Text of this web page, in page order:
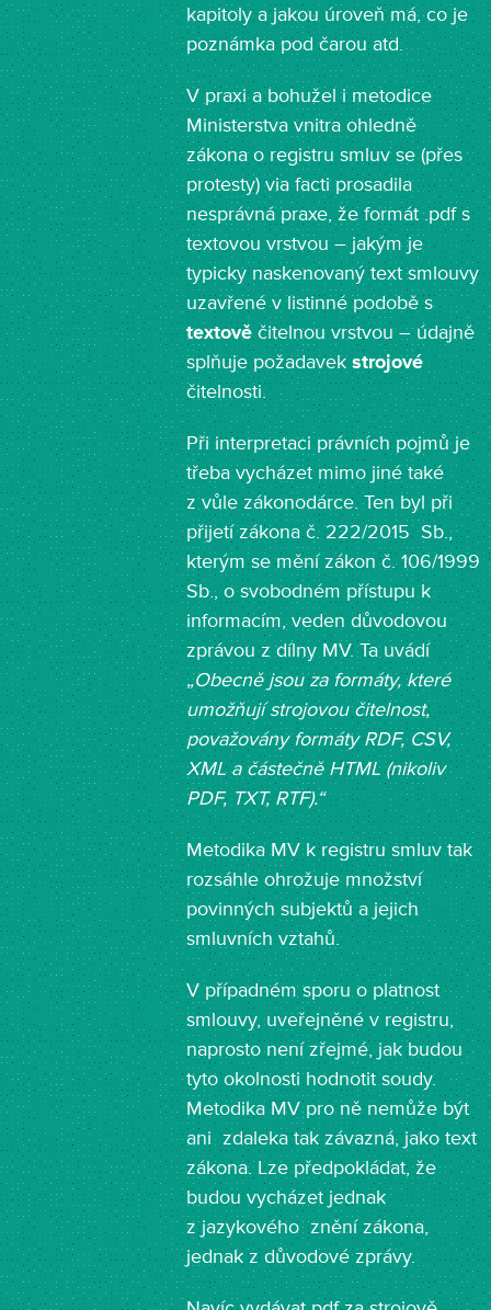
kapitoly a jakou úroveň má, co je
poznámka pod čarou atd.
V praxi a bohužel i metodice
Ministerstva vnitra ohledně
zákona o registru smluv se (přes
protesty) via facti prosadila
nesprávná praxe, že formát .pdf s
textovou vrstvou – jakým je
typicky naskenovaný text smlouvy
uzavřené v listinné podobě s
textověčitelnou vrstvou – údajně
splňuje požadavekstrojové
čitelnosti.
Při interpretaci právních pojmů je
třeba vycházet mimo jiné také
z vůle zákonodárce. Ten byl při
přijetí zákona č. 222/2015 Sb.,
kterým se mění zákon č. 106/1999
Sb., o svobodném přístupu k
informacím, veden důvodovou
zprávou z dílny MV. Ta uvádí
„Obecně jsou za formáty, které
umožňují strojovou čitelnost,
považovány formáty RDF, CSV,
XML a částečně HTML (nikoliv
PDF, TXT, RTF).“
Metodika MV k registru smluv tak
rozsáhle ohrožuje množství
povinných subjektů a jejich
smluvních vztahů.
V případném sporu o platnost
smlouvy, uveřejněné v registru,
naprosto není zřejmé, jak budou
tyto okolnosti hodnotit soudy.
Metodika MV pro ně nemůže být
ani zdaleka tak závazná, jako text
zákona. Lze předpokládat, že
budou vycházet jednak
z jazykového znění zákona,
jednak z důvodové zprávy.